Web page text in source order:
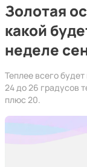
Золотая
какой
неделе
Теплее всего
24 до 26 градусов
плюс 20.